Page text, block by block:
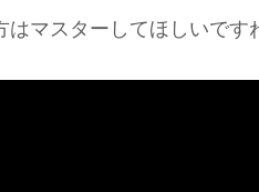
はマスターしてほしいです